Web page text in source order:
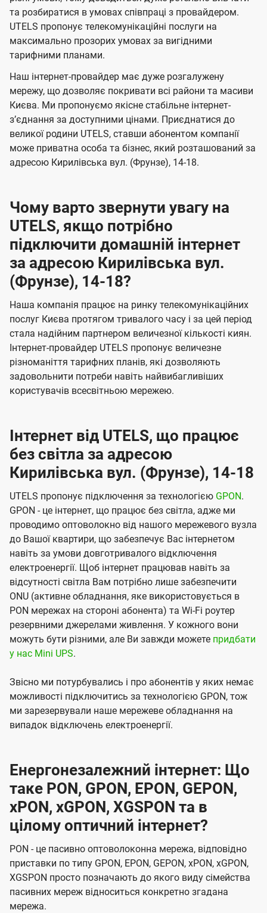
і
ї
U
t
e
l
s
б
а
ч
е
н
н
я
м
б
а
ч
н
н
я
м
та розбиратися в умовах співпраці з провайдером.
UTELS пропонує телекомунікаційні послуги на
максимально прозорих умовах за вигідними
тарифними планами.
Наш інтернет-провайдер має дуже розгалужену
мережу, що дозволяє покривати всі райони та масиви
Києва. Ми пропонуємо якісне стабільне інтернет-
зʼєднання за доступними цінами. Приєднатися до
великої родини UTELS, ставши абонентом компанії
може приватна особа та бізнес, який розташований за
адресою Кирилівська вул. (Фрунзе), 14-18.
Чому варто звернути увагу на
UTELS, якщо потрібно
підключити домашній інтернет
за адресою Кирилівська вул.
(Фрунзе), 14-18?
Наша компанія працює на ринку телекомунікаційних
послуг Києва протягом тривалого часу і за цей період
стала надійним партнером величезної кількості киян.
Інтернет-провайдер UTELS пропонує величезне
різноманіття тарифних планів, які дозволяють
задовольнити потреби навіть найвибагливіших
користувачів всесвітньою мережею.
Інтернет від UTELS, що працює
без світла за адресою
Кирилівська вул. (Фрунзе), 14-18
UTELS пропонує підключення за технологією GPON.
GPON - це інтернет, що працює без світла, адже ми
проводимо оптоволокно від нашого мережевого вузла
до Вашої квартири, що забезпечує Вас інтернетом
навіть за умови довготривалого відключення
електроенергії. Щоб інтернет працював навіть за
відсутності світла Вам потрібно лише забезпечити
ONU (активне обладнання, яке використовується в
PON мережах на стороні абонента) та Wi-Fi роутер
резервними джерелами живлення. У кожного вони
можуть бути різними, але Ви завжди можете придбати
у нас Mini UPS.
Звісно ми потурбувались і про абонентів у яких немає
можливості підключитись за технологією GPON, тож
ми зарезервували наше мережеве обладнання на
випадок відключень електроенергії.
Енергонезалежний інтернет: Що
таке PON, GPON, EPON, GEPON,
xPON, xGPON, XGSPON та в
цілому оптичний інтернет?
PON - це пасивно оптоволоконна мережа, відповідно
приставки по типу GPON, EPON, GEPON, xPON, xGPON,
XGSPON просто позначають до якого виду сімейства
пасивних мереж відноситься конкретно згадана
мережа.